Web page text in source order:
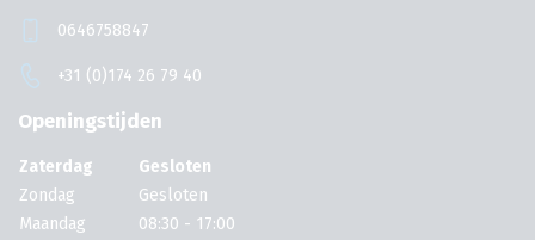
0646758847
+31 (0)174 26 79 40
Openingstijden
Zaterdag
Gesloten
Zondag
Gesloten
Maandag
08:30 - 17:00